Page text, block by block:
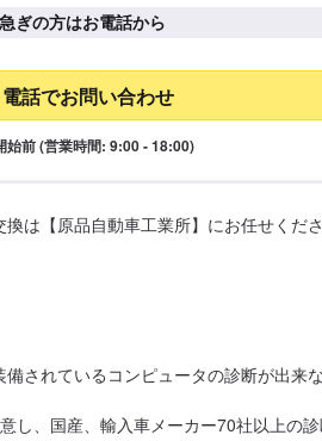
ぎの方はお電話から
電話でお問い合わせ
始前 (営業時間: 9:00 - 18:00)
は【原品自動車工業所】にお任せくだ
されているコンピュータの診断が出来
し、国産、輸入車メーカー70社以上の